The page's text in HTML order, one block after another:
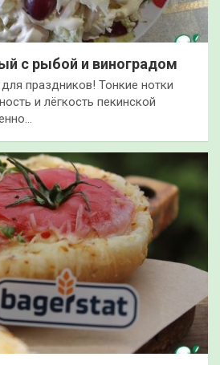
с рыбой и виноградом
праздников! Тонкие нотки
и лёгкость пекинской